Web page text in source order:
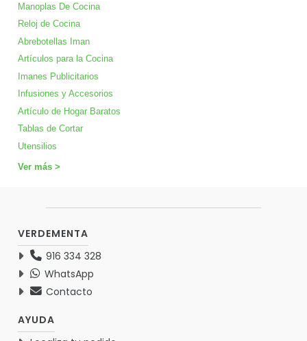
Manoplas De Cocina
Reloj de Cocina
Abrebotellas Iman
Artículos para la Cocina
Imanes Publicitarios
Infusiones y Accesorios
Artículo de Hogar Baratos
Tablas de Cortar
Utensilios
Ver más >
VERDEMENTA
916 334 328
WhatsApp
Contacto
AYUDA